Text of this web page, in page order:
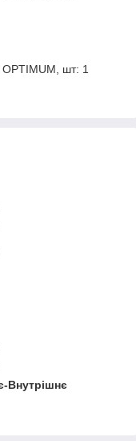
OPTIMUM, шт: 1
Внутрішнє